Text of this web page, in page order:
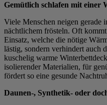
Gemütlich schlafen mit einer
Viele Menschen neigen gerade
nächtlichem frösteln. Oft
Einsatz, welche die nötige
lästig, sondern verhindert auch
kuschelig warme
isolierender Materialien, für
fördert so eine gesunde
Daunen-, Synthetik- oder